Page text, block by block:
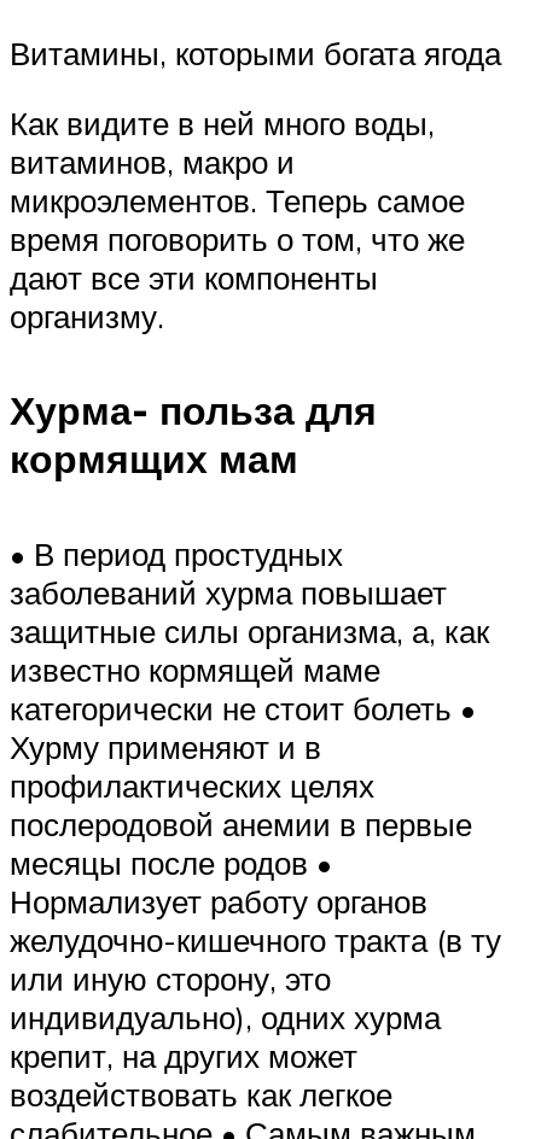
Витамины, которыми богата ягода
Как видите в ней много воды,
витаминов, макро и
микроэлементов. Теперь самое
время поговорить о том, что же
дают все эти компоненты
организму.
Хурма- польза для
кормящих мам
• В период простудных
заболеваний хурма повышает
защитные силы организма, а, как
известно кормящей маме
категорически не стоит болеть •
Хурму применяют и в
профилактических целях
послеродовой анемии в первые
месяцы после родов •
Нормализует работу органов
желудочно-кишечного тракта (в ту
или иную сторону, это
индивидуально), одних хурма
крепит, на других может
воздействовать как легкое